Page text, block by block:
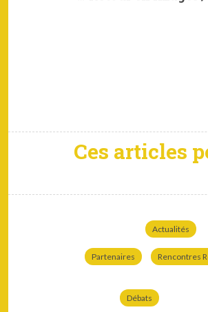
Ces articles
Actualités
Partenaires Rencontres
Débats